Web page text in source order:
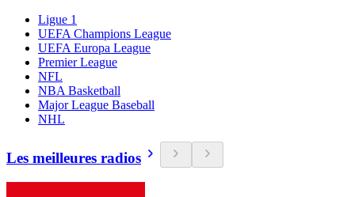
Ligue 1
UEFA Champions League
UEFA Europa League
Premier League
NFL
NBA Basketball
Major League Baseball
NHL
Les meilleures radios